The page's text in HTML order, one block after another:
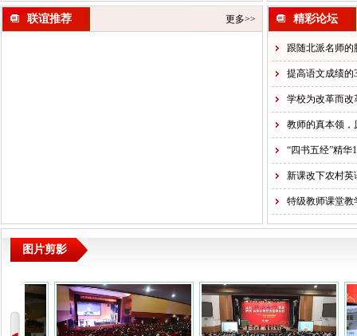
更多>>
联谊推荐 精彩论坛
跟随北派名师的
提高语文成绩的
学校为改革而改
教师的真本领，
“四书五经”精华
新课改下农村英
特级教师课堂教
图片剪影